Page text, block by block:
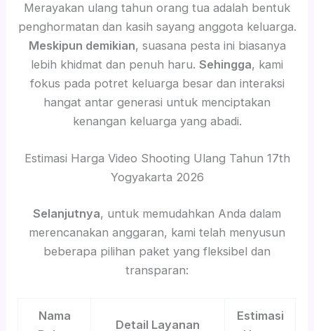
Merayakan ulang tahun orang tua adalah bentuk
penghormatan dan kasih sayang anggota keluarga.
Meskipun demikian, suasana pesta ini biasanya
lebih khidmat dan penuh haru. Sehingga, kami
fokus pada potret keluarga besar dan interaksi
hangat antar generasi untuk menciptakan
kenangan keluarga yang abadi.
Estimasi Harga Video Shooting Ulang Tahun 17th
Yogyakarta 2026
Selanjutnya, untuk memudahkan Anda dalam
merencanakan anggaran, kami telah menyusun
beberapa pilihan paket yang fleksibel dan
transparan:
Nama
Detail Layanan
Estimasi